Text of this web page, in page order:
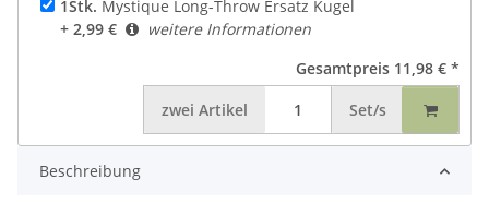
1Stk. Mystique Long-Throw Ersatz Kugel
+ 2,99 €
weitere Informationen
Gesamtpreis 11,98 € *
zwei Artikel Set/s
Beschreibung